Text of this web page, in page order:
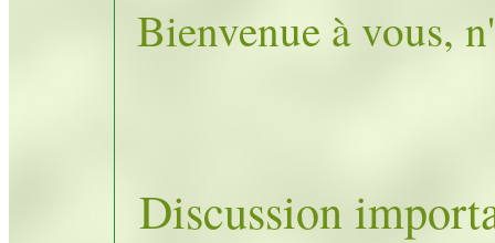
Bienvenue à vous,
Discussion